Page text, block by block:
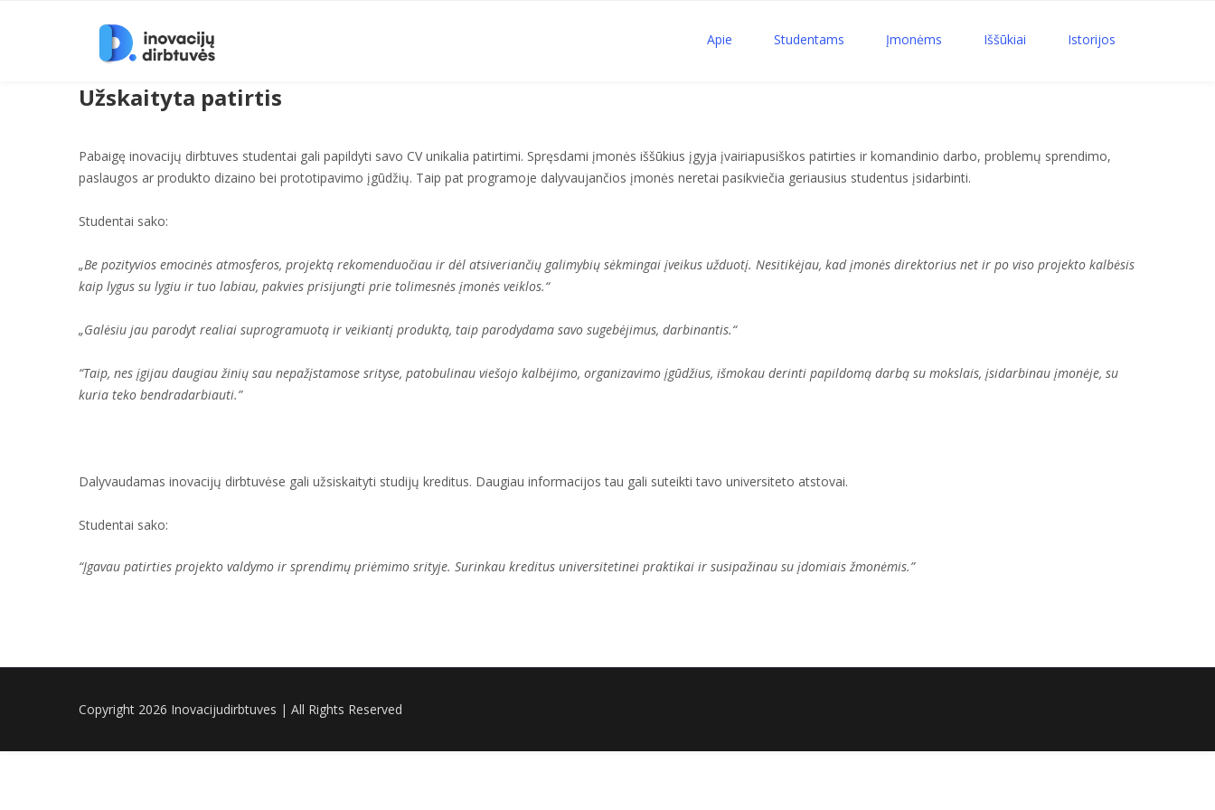
Apie Studentams Įmonėms Iššūkiai Istorijos
Užskaityta patirtis
Pabaigę inovacijų dirbtuves studentai gali papildyti savo CV unikalia patirtimi. Spręsdami įmonės iššūkius įgyja įvairiapusiškos patirties ir komandinio darbo, problemų sprendimo,
paslaugos ar produkto dizaino bei prototipavimo įgūdžių. Taip pat programoje dalyvaujančios įmonės neretai pasikviečia geriausius studentus įsidarbinti.
Studentai sako:
„Be pozityvios emocinės atmosferos, projektą rekomenduočiau ir dėl atsiveriančių galimybių sėkmingai įveikus užduotį. Nesitikėjau, kad įmonės direktorius net ir po viso projekto kalbėsis
kaip lygus su lygiu ir tuo labiau, pakvies prisijungti prie tolimesnės įmonės veiklos.“
„Galėsiu jau parodyt realiai suprogramuotą ir veikiantį produktą, taip parodydama savo sugebėjimus, darbinantis.“
“Taip, nes įgijau daugiau žinių sau nepažįstamose srityse, patobulinau viešojo kalbėjimo, organizavimo įgūdžius, išmokau derinti papildomą darbą su mokslais, įsidarbinau įmonėje, su
kuria teko bendradarbiauti.”
Dalyvaudamas inovacijų dirbtuvėse gali užsiskaityti studijų kreditus. Daugiau informacijos tau gali suteikti tavo universiteto atstovai.
Studentai sako:
“Įgavau patirties projekto valdymo ir sprendimų priėmimo srityje. Surinkau kreditus universitetinei praktikai ir susipažinau su įdomiais žmonėmis.”
Copyright 2026 Inovacijudirbtuves | All Rights Reserved